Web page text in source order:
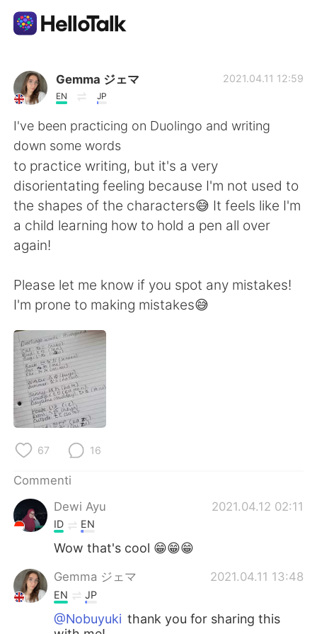
App di scambio linguistico
AI Grammar Checker
Italiano
English 简体中文
繁體中文
العربية Français
한국어
ไทย
Türkçe
Gemma ジェマ
EN JP
2021.04.11 12:59
I've been practicing on Duolingo and writing
down some words
to practice writing, but it's a very
disorientating feeling because I'm not used to
the shapes of the characters😅 It feels like I'm
a child learning how to hold a pen all over
again!
Please let me know if you spot any mistakes!
I'm prone to making mistakes😅
67 16
Commenti
Dewi Ayu
2021.04.12 02:11
ID EN
Wow that's cool 😁😁😁
Gemma ジェマ 2021.04.11 13:48
EN JP
@Nobuyuki thank you for sharing this